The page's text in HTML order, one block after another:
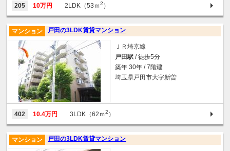
205 10万円 2LDK（53ｍ2 ）
戸田の3LDK賃貸マンション
マンション
ＪＲ埼京線
戸田駅 / 徒歩5分
築年 30年 / 7階建
埼玉県戸田市大字新曽
402 10.4万円 3LDK（62ｍ2 ）
戸田の3LDK賃貸マンション
マンション